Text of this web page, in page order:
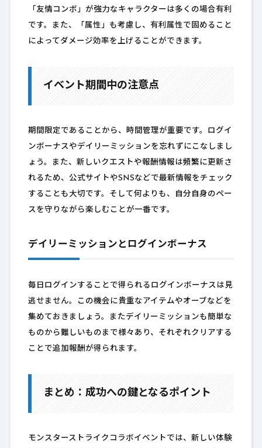
「友情コンボ」が強力なキャラクターは多くの場合有利
です。また、「属性」も考慮し、有利属性で固めること
によってダメージ効率を上げることができます。
イベント期間中の注意点
期間限定であることから、時間管理が重要です。ログイ
ンボーナスやデイリーミッションを忘れずにこなしまし
ょう。また、新しいクエストや報酬情報は頻繁に更新さ
れるため、公式サイトやSNSなどで最新情報をチェック
することも大切です。そして何よりも、自分自身のペー
スを守りながら楽しむことが一番です。
デイリーミッションとログインボーナス
毎日ログインすることで得られるログインボーナスは見
逃せません。この機会に貴重なアイテムやオーブなどを
集めておきましょう。またデイリーミッションも簡単な
ものから難しいものまで様々あり、それぞれクリアする
ことで追加報酬が得られます。
まとめ：成功への鍵となるポイント
モンスターストライクコラボイベントでは、新しい体験